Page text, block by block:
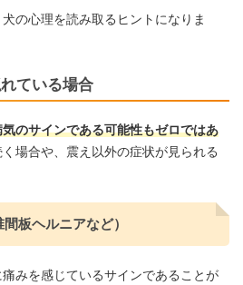
の心理を読み取るヒントになりま
ている場合
のサインである可能性もゼロではあ
場合や、震え以外の症状が見られる
板ヘルニアなど）
みを感じているサインであることが